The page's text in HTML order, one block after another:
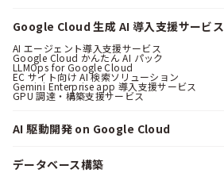
Google Cloud 生成 AI 導入支援サービス
AI エージェント導入支援サービス
Google Cloud かんたん AI パック
LLMOps for Google Cloud
EC サイト向け AI 検索ソリューション
Gemini Enterprise app 導入支援サービス
GPU 調達・構築支援サービス
AI 駆動開発 on Google Cloud
データベース構築